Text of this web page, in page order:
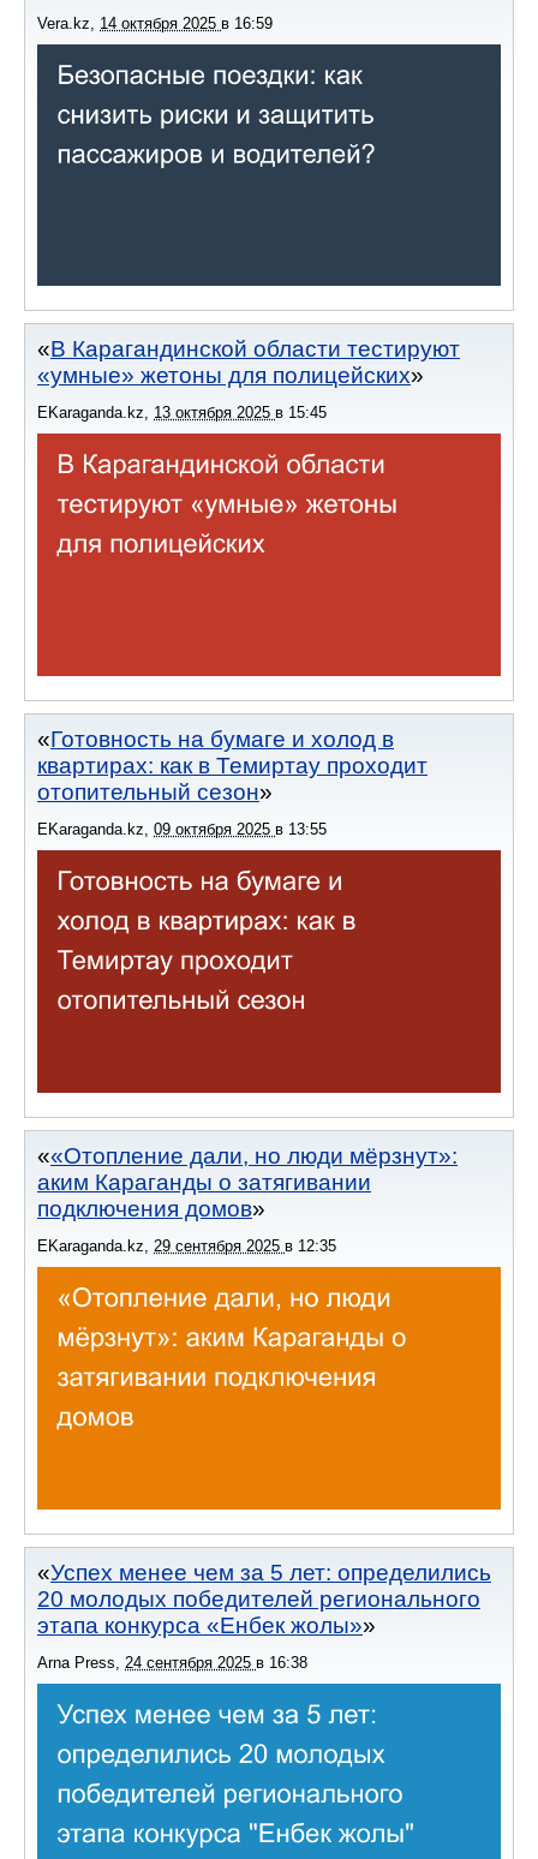
Vera.kz 14 октября 2025 в 16:59
В Карагандинской области тестируют
«умные» жетоны для полицейских
EKaraganda.kz, 13 октября 2025 в 15:45
Готовность на бумаге и холод в
квартирах: как в Темиртау проходит
отопительный сезон
EKaraganda.kz, 09 октября 2025 в 13:55
«Отопление дали, но люди мёрзнут»:
аким Караганды о затягивании
подключения домов
EKaraganda.kz, 29 сентября 2025 в 12:35
Успех менее чем за 5 лет: определились
20 молодых победителей регионального
этапа конкурса «Енбек жолы»
Arna Press 24 сентября 2025 в 16:38